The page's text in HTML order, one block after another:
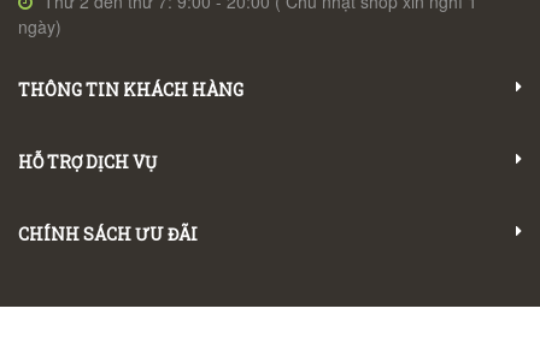
ngày)
THÔNG TIN KHÁCH HÀNG
HỖ TRỢ DỊCH VỤ
CHÍNH SÁCH ƯU ĐÃI